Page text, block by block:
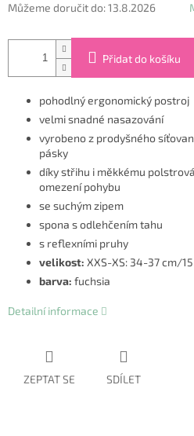
Můžeme doručit do:13.8.2026
Přidat do košíku
pohodlný ergonomický postroj
velmi snadné nasazování
vyrobeno z prodyšného
pásky
díky střihu i měkkému
omezení pohybu
se suchým zipem
spona s odlehčením tahu
s reflexními pruhy
velikost: XXS-XS: 34-37 cm/
barva: fuchsia
Detailní informace
ZEPTAT SE SDÍLET